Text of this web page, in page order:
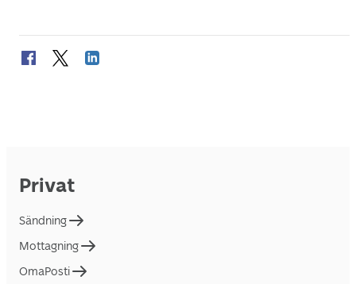
Privat
Sändning
Mottagning
OmaPosti